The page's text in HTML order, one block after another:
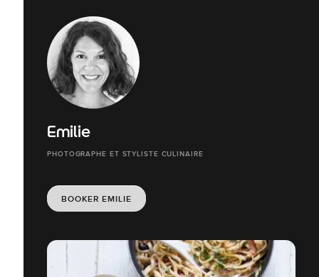
Emilie
PHOTOGRAPHE ET STYLISTE CULINAIRE
BOOKER EMILIE